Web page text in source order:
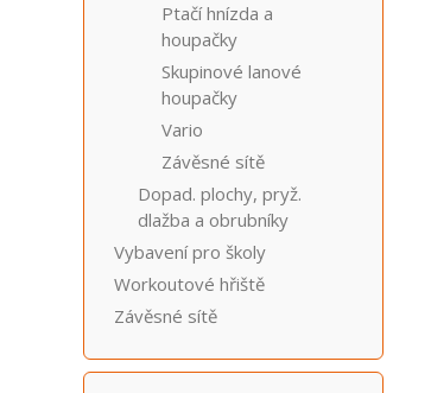
Ptačí hnízda a
houpačky
Skupinové lanové
houpačky
Vario
Závěsné sítě
Dopad. plochy, pryž.
dlažba a obrubníky
Vybavení pro školy
Workoutové hřiště
Závěsné sítě